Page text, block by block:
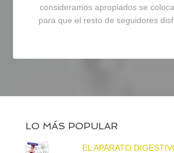
consideramos apropiados se
para que el resto de seguidores
LO MÁS POPULAR
EL APARATO